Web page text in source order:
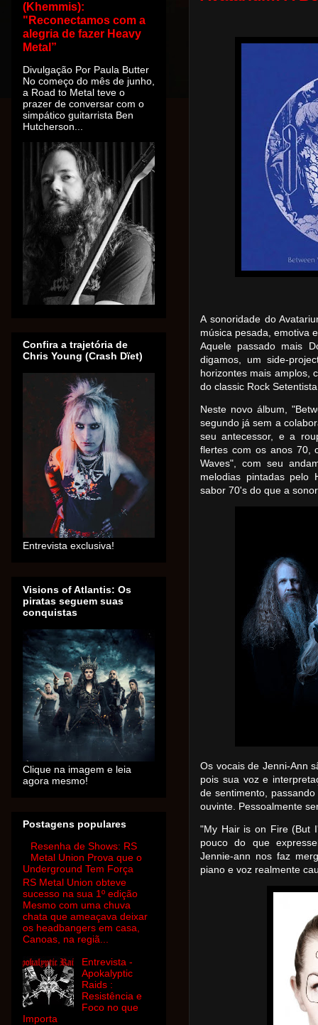
A sonoridade do
música pesada, emotiva
Aquele passado mais
digamos, um side-
horizontes mais amplos,
do classic Rock
Neste novo álbum,
segundo já sem a
seu antecessor, e a
flertes com os anos 70,
Waves", com seu
melodias pintadas pelo
sabor 70's do que a
Os vocais de Jenni-Ann
pois sua voz e
de sentimento,
ouvinte. Pessoalmente
"My Hair is on Fire (But
pouco do que
Jennie-ann nos faz
piano e voz realmente
(Khemmis):
"Reconectamos com a
alegria de fazer Heavy
Metal”
Divulgação Por Paula Butter
No começo do mês de junho,
a Road to Metal teve o
prazer de conversar com o
simpático guitarrista Ben
Hutcherson...
Confira a trajetória de
Chris Young (Crash Dïet)
Entrevista exclusiva!
Visions of Atlantis: Os
piratas seguem suas
conquistas
Clique na imagem e leia
agora mesmo!
Postagens populares
Resenha de Shows: RS
Metal Union Prova que o
Underground Tem Força
RS Metal Union obteve
sucesso na sua 1º edição
Mesmo com uma chuva
chata que ameaçava deixar
os headbangers em casa,
Canoas, na regiã...
Entrevista -
Apokalyptic
Raids :
Resistência e
Foco no que
Importa